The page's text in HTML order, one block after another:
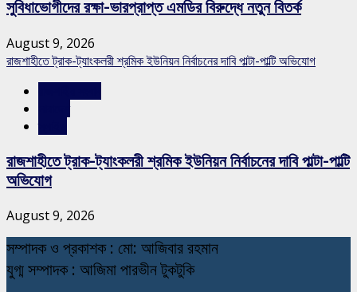
সুবিধাভোগীদের রক্ষা-ভারপ্রাপ্ত এমডির বিরুদ্ধে নতুন বিতর্ক
August 9, 2026
রাজশাহীতে ট্রাক-ট্যাংকলরী শ্রমিক ইউনিয়ন নির্বাচনের দাবি পাল্টা-পাল্টি অভিযোগ
রাজশাহীতে ট্রাক-ট্যাংকলরী শ্রমিক ইউনিয়ন নির্বাচনের দাবি পাল্টা-পাল্টি
অভিযোগ
August 9, 2026
সম্পাদক ও প্রকাশক : মো: আজিবার রহমান
যুগ্ম সম্পাদক : আজিমা পারভীন টুকটুকি